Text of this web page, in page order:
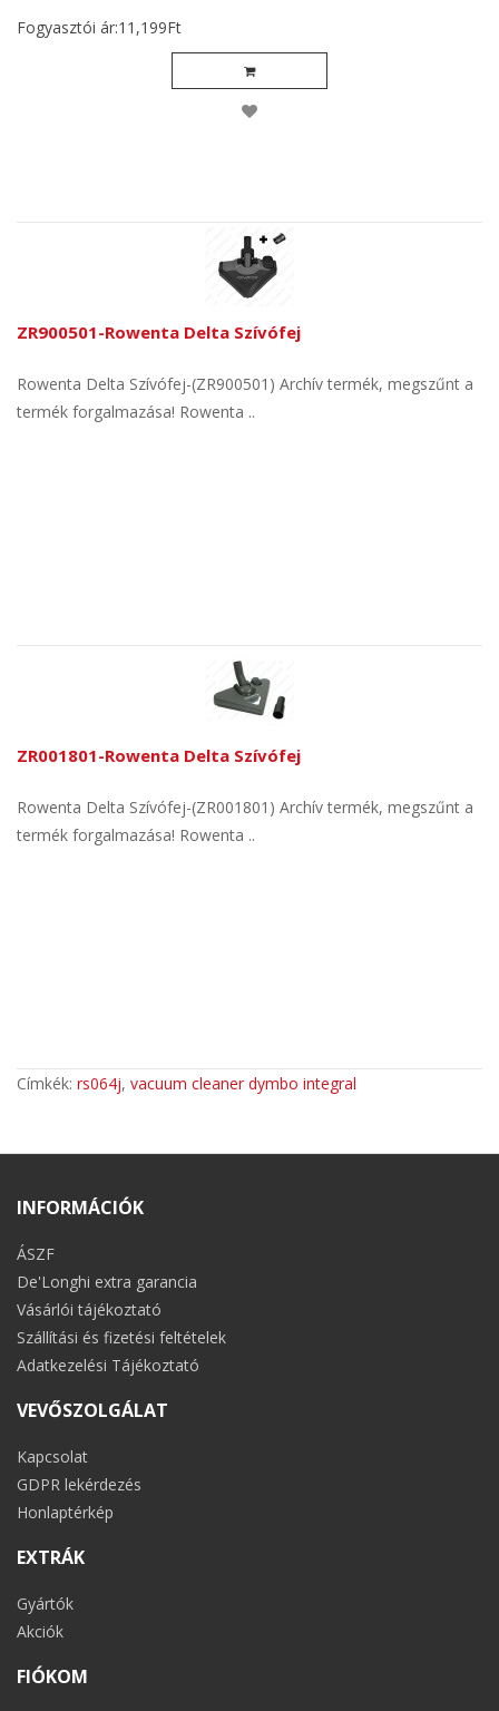
Fogyasztói ár:11,199Ft
ZR900501-Rowenta Delta Szívófej
Rowenta Delta Szívófej-(ZR900501) Archív termék, megszűnt a
termék forgalmazása! Rowenta ..
ZR001801-Rowenta Delta Szívófej
Rowenta Delta Szívófej-(ZR001801) Archív termék, megszűnt a
termék forgalmazása! Rowenta ..
Címkék: rs064j, vacuum cleaner dymbo integral
INFORMÁCIÓK
ÁSZF
De'Longhi extra garancia
Vásárlói tájékoztató
Szállítási és fizetési feltételek
Adatkezelési Tájékoztató
VEVŐSZOLGÁLAT
Kapcsolat
GDPR lekérdezés
Honlaptérkép
EXTRÁK
Gyártók
Akciók
FIÓKOM